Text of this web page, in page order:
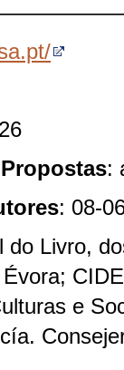
:
: 08-
do Livro,
e